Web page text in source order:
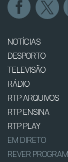
NOTÍCIAS
DESPORTO
TELEVISÃO
RÁDIO
RTP ARQUIVOS
RTP ENSINA
RTP PLAY
EM DIRETO
REVER